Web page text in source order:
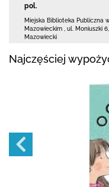
pol.
Miejska Biblioteka Publiczna
Mazowieckim
ul. Moniuszki 6
Mazowiecki
Najczęściej